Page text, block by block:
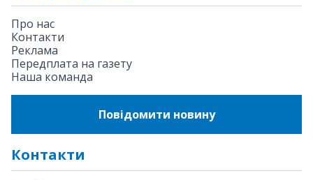
Про нас
Контакти
Реклама
Передплата на газету
Наша команда
Повідомити новину
Контакти